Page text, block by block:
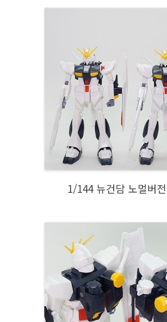
1/144 뉴건담 노멀버